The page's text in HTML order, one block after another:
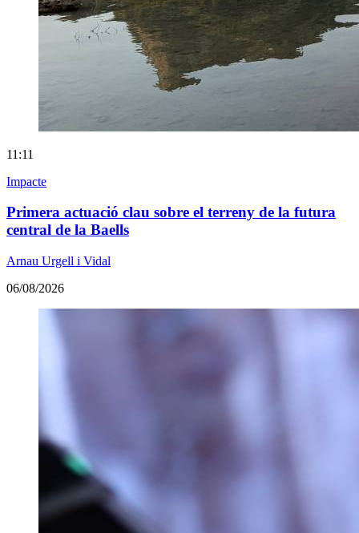
11:11
Impacte
Primera actuació clau sobre el terreny de la futura
central de la Baells
Arnau Urgell i Vidal
06/08/2026